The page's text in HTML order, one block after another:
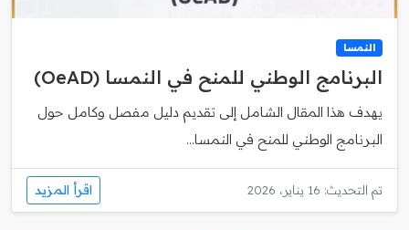
النمسا
البرنامج الوطني للمنح في النمسا (OeAD)
يهدف هذا المقال الشامل إلى تقديم دليل مفصل وكامل حول
البرنامج الوطني للمنح في النمسا...
تم التحديث: 16 يناير، 2026 اقرأ المزيد